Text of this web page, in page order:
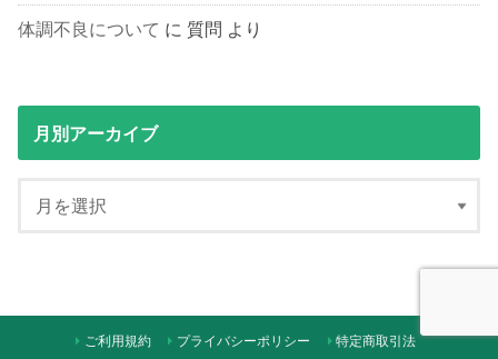
体調不良について に 質問 より
月別アーカイブ
ご利用規約 プライバシーポリシー 特定商取引法